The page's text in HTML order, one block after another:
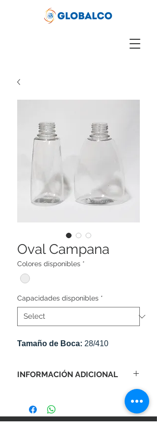
Oval Campana
Colores disponibles *
Capacidades disponibles *
Tamaño de Boca: 28/410
INFORMACIÓN ADICIONAL
Pedido mínimo: 2,500 unidades.
Tiempo de producción: 20-25 días